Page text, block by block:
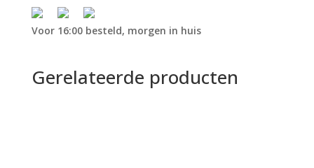
Voor 16:00 besteld, morgen in huis
Gerelateerde producten